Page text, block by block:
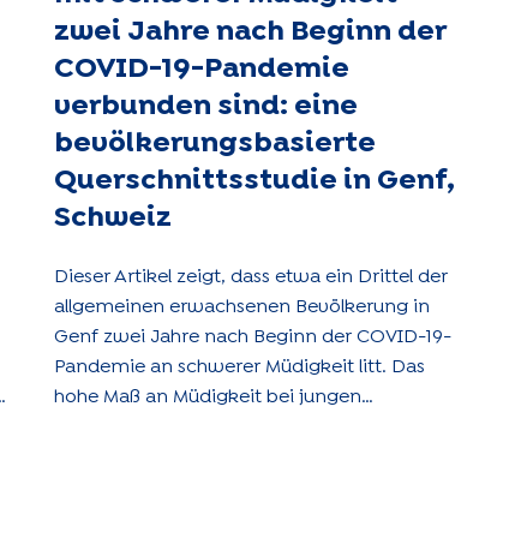
zwei Jahre nach Beginn der
COVID-19-Pandemie
verbunden sind: eine
bevölkerungsbasierte
Querschnittsstudie in Genf,
Schweiz
Dieser Artikel zeigt, dass etwa ein Drittel der
allgemeinen erwachsenen Bevölkerung in
Genf zwei Jahre nach Beginn der COVID-19-
Pandemie an schwerer Müdigkeit litt. Das
hohe Maß an Müdigkeit bei jungen